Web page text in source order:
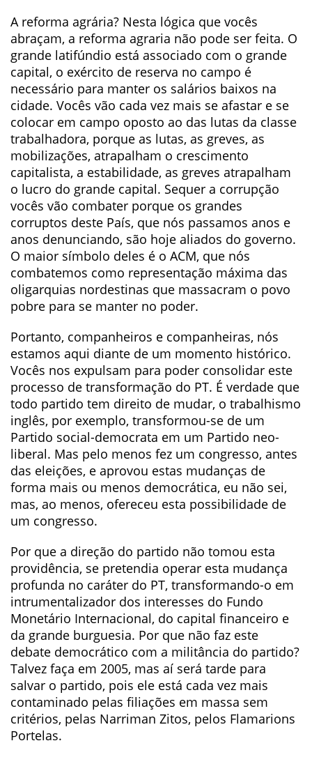
A reforma agrária? Nesta lógica que vocês
abraçam, a reforma agraria não pode ser feita. O
grande latifúndio está associado com o grande
capital, o exército de reserva no campo é
necessário para manter os salários baixos na
cidade. Vocês vão cada vez mais se afastar e se
colocar em campo oposto ao das lutas da classe
trabalhadora, porque as lutas, as greves, as
mobilizações, atrapalham o crescimento
capitalista, a estabilidade, as greves atrapalham
o lucro do grande capital. Sequer a corrupção
vocês vão combater porque os grandes
corruptos deste País, que nós passamos anos e
anos denunciando, são hoje aliados do governo.
O maior símbolo deles é o ACM, que nós
combatemos como representação máxima das
oligarquias nordestinas que massacram o povo
pobre para se manter no poder.
Portanto, companheiros e companheiras, nós
estamos aqui diante de um momento histórico.
Vocês nos expulsam para poder consolidar este
processo de transformação do PT. É verdade que
todo partido tem direito de mudar, o trabalhismo
inglês, por exemplo, transformou-se de um
Partido social-democrata em um Partido neo-
liberal. Mas pelo menos fez um congresso, antes
das eleições, e aprovou estas mudanças de
forma mais ou menos democrática, eu não sei,
mas, ao menos, ofereceu esta possibilidade de
um congresso.
Por que a direção do partido não tomou esta
providência, se pretendia operar esta mudança
profunda no caráter do PT, transformando-o em
intrumentalizador dos interesses do Fundo
Monetário Internacional, do capital financeiro e
da grande burguesia. Por que não faz este
debate democrático com a militância do partido?
Talvez faça em 2005, mas aí será tarde para
salvar o partido, pois ele está cada vez mais
contaminado pelas filiações em massa sem
critérios, pelas Narriman Zitos, pelos Flamarions
Portelas.